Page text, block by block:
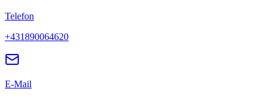
Telefon
+431890064620
E-Mail